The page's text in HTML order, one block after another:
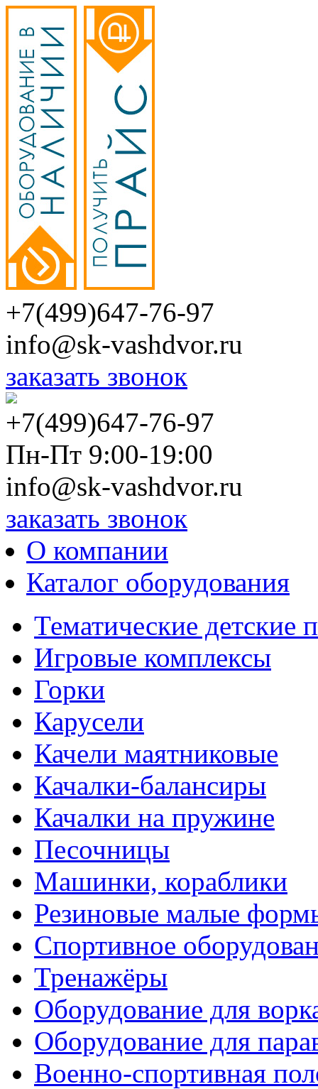
+7(499)647-76-97
info@sk-vashdvor.ru
заказать звонок
+7(499)647-76-97
Пн-Пт 9:00-19:00
info@sk-vashdvor.ru
заказать звонок
О компании
Каталог оборудования
Тематические детские
Игровые комплексы
Горки
Карусели
Качели маятниковые
Качалки-балансиры
Качалки на пружине
Песочницы
Машинки, кораблики
Резиновые малые
Спортивное
Тренажёры
Оборудование для
Оборудование для
Военно-спортивная